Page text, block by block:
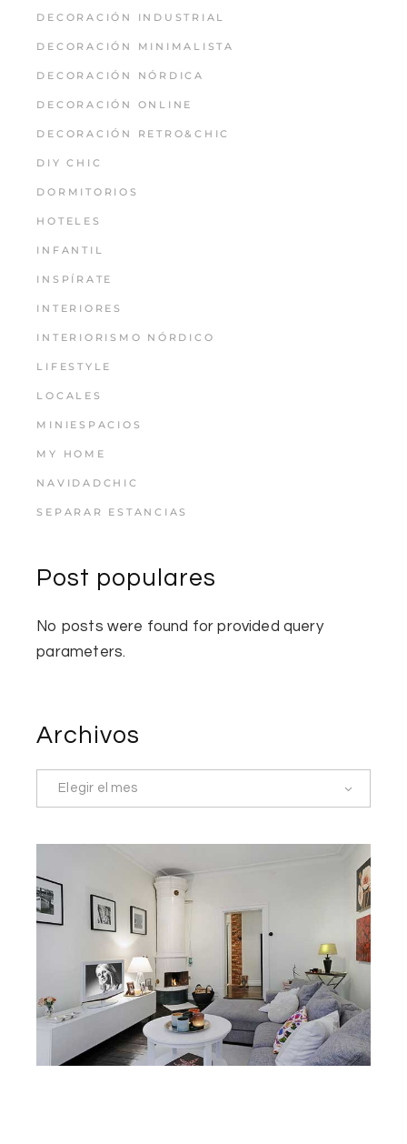
DECORACIÓN INDUSTRIAL
DECORACIÓN MINIMALISTA
DECORACIÓN NÓRDICA
DECORACIÓN ONLINE
DECORACIÓN RETRO&CHIC
DIY CHIC
DORMITORIOS
HOTELES
INFANTIL
INSPÍRATE
INTERIORES
INTERIORISMO NÓRDICO
LIFESTYLE
LOCALES
MINIESPACIOS
MY HOME
NAVIDADCHIC
SEPARAR ESTANCIAS
Post populares
No posts were found for provided query
parameters.
Archivos
Elegir el mes